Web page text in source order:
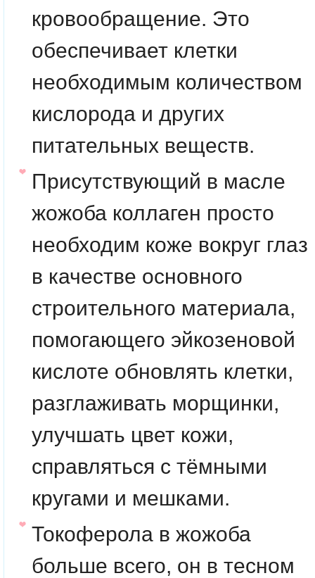
кровообращение. Это
обеспечивает клетки
необходимым количеством
кислорода и других
питательных веществ.
Присутствующий в масле
жожоба коллаген просто
необходим коже вокруг глаз
в качестве основного
строительного материала,
помогающего эйкозеновой
кислоте обновлять клетки,
разглаживать морщинки,
улучшать цвет кожи,
справляться с тёмными
кругами и мешками.
Токоферола в жожоба
больше всего, он в тесном